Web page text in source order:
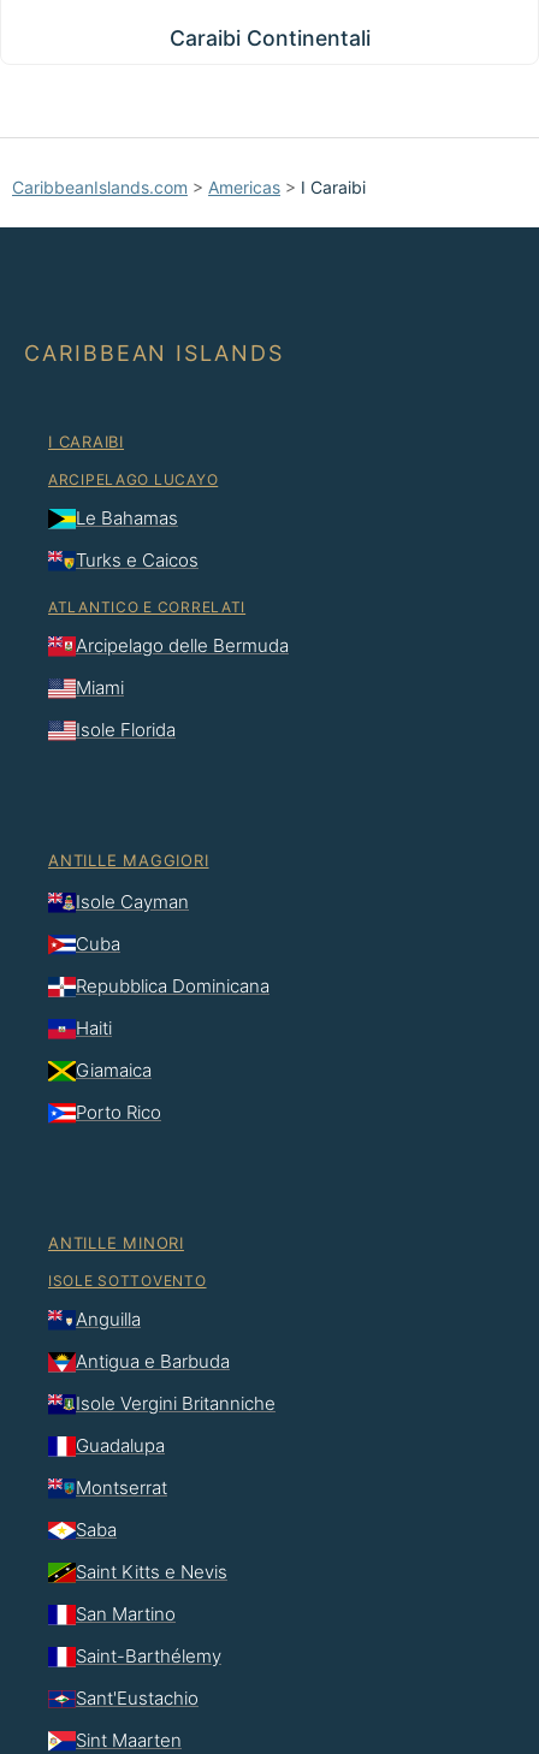
Caraibi Continentali
CaribbeanIslands.com > Americas > I Caraibi
CARIBBEAN ISLANDS
I CARAIBI
ARCIPELAGO LUCAYO
Le Bahamas
Turks e Caicos
ATLANTICO E CORRELATI
Arcipelago delle Bermuda
Miami
Isole Florida
ANTILLE MAGGIORI
Isole Cayman
Cuba
Repubblica Dominicana
Haiti
Giamaica
Porto Rico
ANTILLE MINORI
ISOLE SOTTOVENTO
Anguilla
Antigua e Barbuda
Isole Vergini Britanniche
Guadalupa
Montserrat
Saba
Saint Kitts e Nevis
San Martino
Saint-Barthélemy
Sant'Eustachio
Sint Maarten